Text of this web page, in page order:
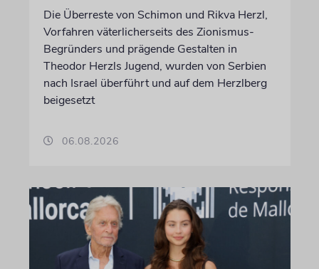
Die Überreste von Schimon und Rikva Herzl,
Vorfahren väterlicherseits des Zionismus-
Begründers und prägende Gestalten in
Theodor Herzls Jugend, wurden von Serbien
nach Israel überführt und auf dem Herzlberg
beigesetzt
06.08.2026